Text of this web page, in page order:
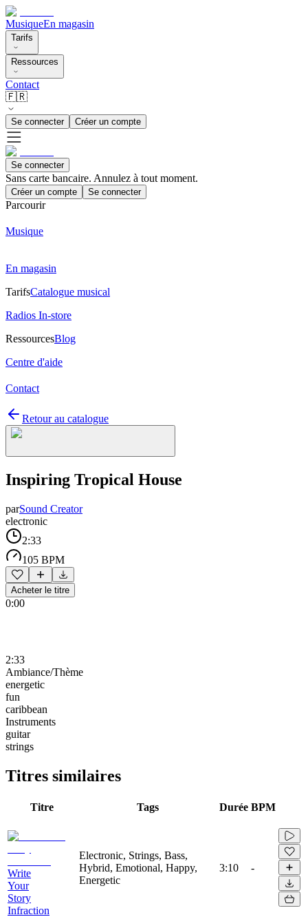
MusiqueEn magasin
Tarifs
Ressources
Contact
🇫🇷
Se connecter Créer un compte
Se connecter
Sans carte bancaire. Annulez à tout moment.
Créer un compte Se connecter
Parcourir
Musique
En magasin
TarifsCatalogue musical
Radios In-store
RessourcesBlog
Centre d'aide
Contact
Retour au catalogue
Inspiring Tropical House
parSound Creator
electronic
2:33
105 BPM
Acheter le titre
0:00
2:33
Ambiance/Thème
energetic
fun
caribbean
Instruments
guitar
strings
Titres similaires
Titre Tags Durée BPM
Write
Your
Story
Infraction
Electronic, Strings, Bass,
Hybrid, Emotional, Happy,
Energetic
3:10 -